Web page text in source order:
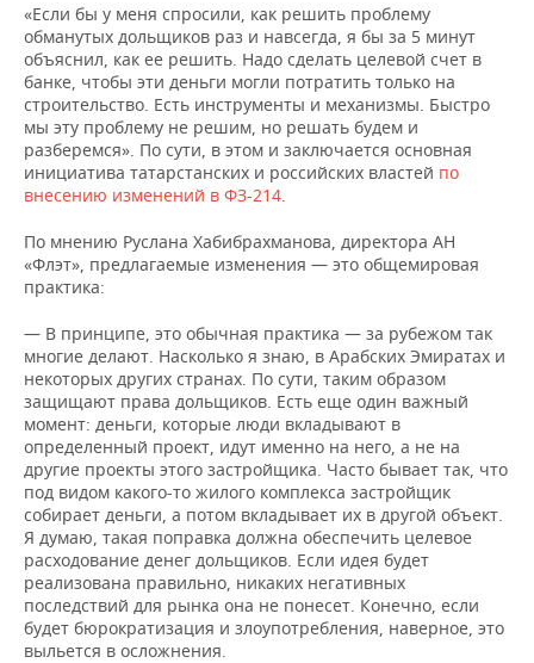
«Если бы у меня спросили, как решить проблему
обманутых дольщиков раз и навсегда, я бы за 5 минут
объяснил, как ее решить. Надо сделать целевой счет в
банке, чтобы эти деньги могли потратить только на
строительство. Есть инструменты и механизмы. Быстро
мы эту проблему не решим, но решать будем и
разберемся». По сути, в этом и заключается основная
инициатива татарстанских и российских властей по
внесению изменений в ФЗ-214.
По мнению Руслана Хабибрахманова, директора АН
«Флэт», предлагаемые изменения — это общемировая
практика:
— В принципе, это обычная практика — за рубежом так
многие делают. Насколько я знаю, в Арабских Эмиратах и
некоторых других странах. По сути, таким образом
защищают права дольщиков. Есть еще один важный
момент: деньги, которые люди вкладывают в
определенный проект, идут именно на него, а не на
другие проекты этого застройщика. Часто бывает так, что
под видом какого-то жилого комплекса застройщик
собирает деньги, а потом вкладывает их в другой объект.
Я думаю, такая поправка должна обеспечить целевое
расходование денег дольщиков. Если идея будет
реализована правильно, никаких негативных
последствий для рынка она не понесет. Конечно, если
будет бюрократизация и злоупотребления, наверное, это
выльется в осложнения.